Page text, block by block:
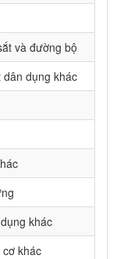
và đường bộ
dụng khác
khác
khác